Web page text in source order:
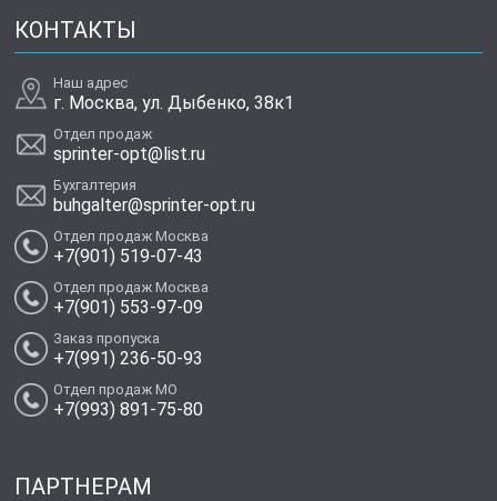
КОНТАКТЫ
Наш адрес
г. Москва, ул. Дыбенко, 38к1
Отдел продаж
sprinter-opt@list.ru
Бухгалтерия
buhgalter@sprinter-opt.ru
Отдел продаж Москва
+7(901) 519-07-43
Отдел продаж Москва
+7(901) 553-97-09
Заказ пропуска
+7(991) 236-50-93
Отдел продаж МО
+7(993) 891-75-80
ПАРТНЕРАМ